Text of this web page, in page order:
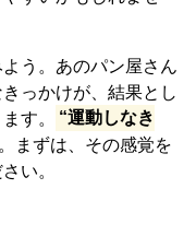
う。あのパン屋さん
っかけが、結果とし
す。
“運動しなき
。まずは、その感覚を
い。